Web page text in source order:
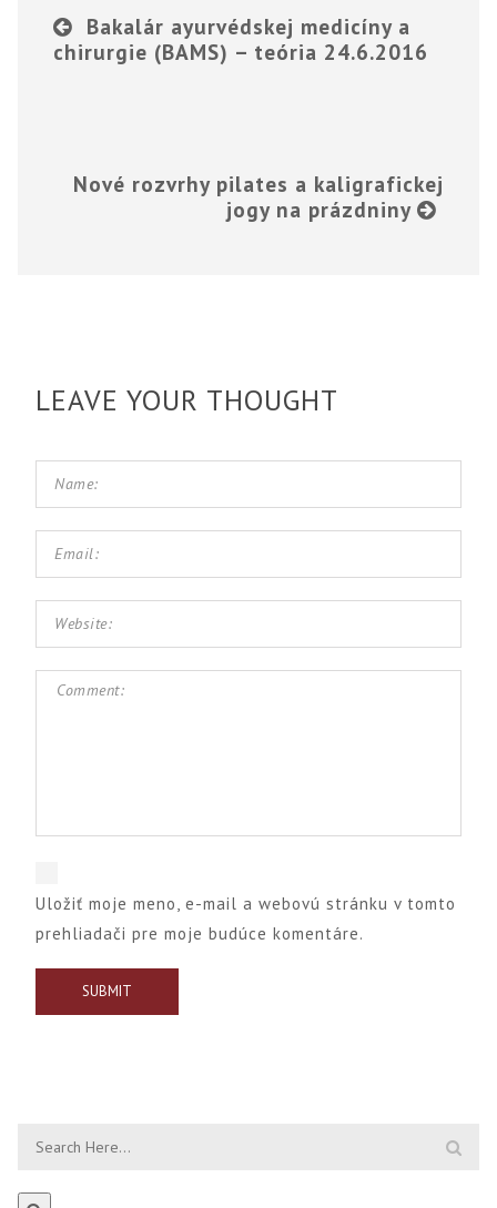
Bakalár ayurvédskej medicíny a
chirurgie (BAMS) – teória 24.6.2016
Nové rozvrhy pilates a kaligrafickej
jogy na prázdniny
LEAVE YOUR THOUGHT
Uložiť moje meno, e-mail a webovú stránku v tomto
prehliadači pre moje budúce komentáre.